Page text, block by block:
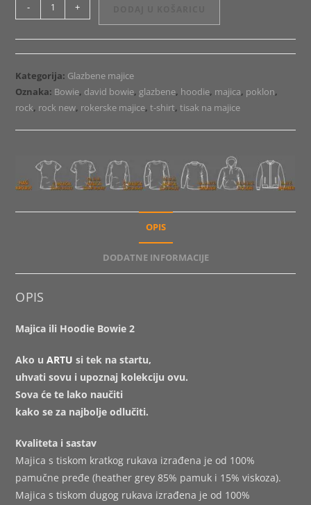
ili
Hoodie
Bowie
2
količina
- +
Kategorija: Glazbene majice
Oznaka: Bowie, david bowie, glazbene, hoodie, majica, poklon,
rock, rock new, rokerske majice,t-shirt,tisak na majice
OPIS
DODATNE INFORMACIJE
OPIS
Majica ili Hoodie Bowie 2
Ako uARTU si tek na startu,
uhvati sovu i upoznaj kolekciju ovu.
Sova će te lako naučiti
kako se za najbolje odlučiti.
Kvaliteta i sastav
Majica s tiskom kratkog rukava izrađena je od 100%
pamučne pređe (heather grey 85% pamuk i 15% viskoza).
Majica s tiskom dugog rukava izrađena je od 100%